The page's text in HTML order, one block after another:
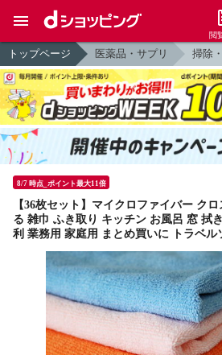
閲
トップページ 医薬品・サプリ 掃除
8/7 時点_ポイント最大11倍
【36枚セット】マイクロファイバー ク
る 雑巾 ふき取り キッチン お風呂 窓 拭
利 業務用 家庭用 まとめ買いに トラベル